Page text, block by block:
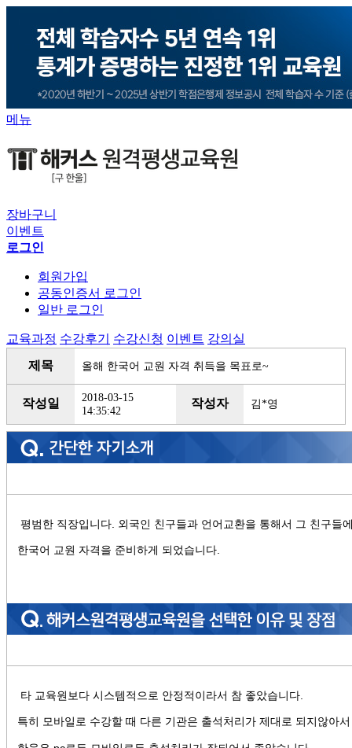
메뉴
장바구니
이벤트
로그인
회원가입
공동인증서 로그인
일반 로그인
교육과정 수강후기 수강신청 이벤트 강의실
제목
올해 한국어 교원 자격 취득을 목표로~
작성일
2018-03-15
14:35:42
작성자 김*영
평범한 직장입니다. 외국인 친구들과 언어교환을 통해서 그 친구들
한국어 교원 자격을 준비하게 되었습니다.
타 교육원보다 시스템적으로 안정적이라서 참 좋았습니다.
특히 모바일로 수강할 때 다른 기관은 출석처리가 제대로 되지않아